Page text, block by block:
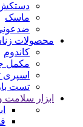
ماسک
محصولات
کاندوم
مکمل
اسپری
تست
ابزار